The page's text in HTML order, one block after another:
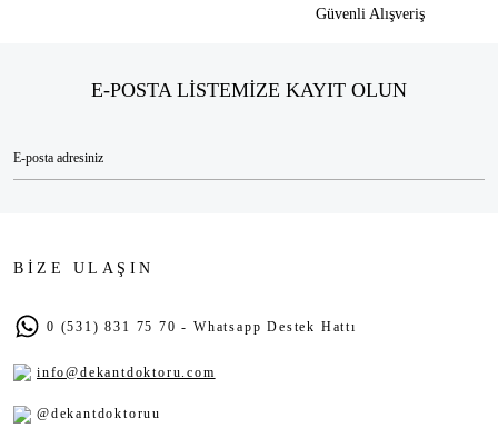
Güvenli Alışveriş
E-POSTA LİSTEMİZE KAYIT OLUN
BİZE ULAŞIN
0 (531) 831 75 70 - Whatsapp Destek Hattı
info@dekantdoktoru.com
@dekantdoktoruu